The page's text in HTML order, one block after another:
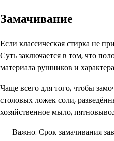
Замачивание
Если классическая стирка не
Суть заключается в том, что
материала рушников и
Чаще всего для того, чтобы
столовых ложек соли,
хозяйственное мыло,
Важно. Срок замачивания